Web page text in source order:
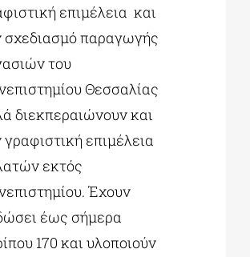
επιμέλεια και
σχεδιασμό παραγωγής
του
Θεσσαλίας
διεκπεραιώνουν και
γραφιστική επιμέλεια
εκτός
Έχουν
έως σήμερα
170 και υλοποιούν